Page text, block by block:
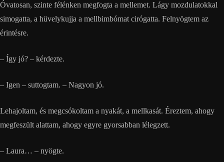
Óvatosan, szinte félénken megfogta a mellemet. Lágy mozdulatokkal
simogatta, a hüvelykujja a mellbimbómat cirógatta. Felnyögtem az
érintésre.
– Így jó? – kérdezte.
– Igen – suttogtam. – Nagyon jó.
Lehajoltam, és megcsókoltam a nyakát, a mellkasát. Éreztem, ahogy
megfeszült alattam, ahogy egyre gyorsabban lélegzett.
– Laura… – nyögte.